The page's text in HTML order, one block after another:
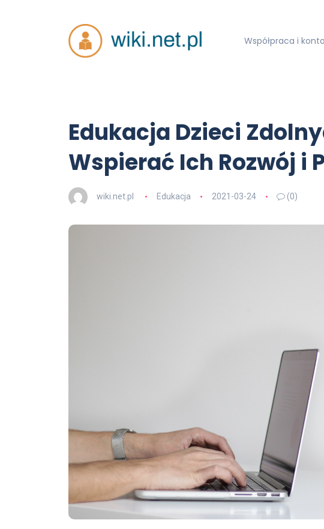
Współpraca i
Edukacja Dzieci
Wspierać Ich Rozwój i
wiki.net.pl Edukacja 2021-03-24 (0)